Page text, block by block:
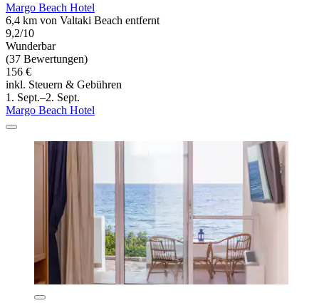
Margo Beach Hotel
6,4 km von Valtaki Beach entfernt
9,2/10
Wunderbar
(37 Bewertungen)
156 €
inkl. Steuern & Gebühren
1. Sept.–2. Sept.
Margo Beach Hotel